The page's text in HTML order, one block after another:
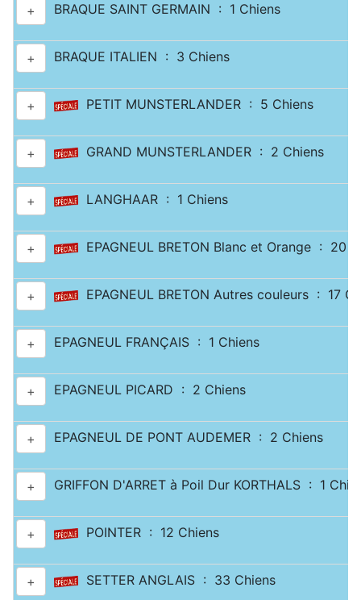
+ BRAQUE SAINT GERMAIN : 1 Chiens
+ BRAQUE ITALIEN : 3 Chiens
+ PETIT MUNSTERLANDER : 5 Chiens
+ GRAND MUNSTERLANDER : 2 Chiens
+ LANGHAAR : 1 Chiens
+ EPAGNEUL BRETON Blanc et Orange : 20
+ EPAGNEUL BRETON Autres couleurs : 17
+ EPAGNEUL FRANÇAIS : 1 Chiens
+ EPAGNEUL PICARD : 2 Chiens
+ EPAGNEUL DE PONT AUDEMER : 2 Chiens
+ GRIFFON D'ARRET à Poil Dur KORTHALS : 1
+ POINTER : 12 Chiens
+ SETTER ANGLAIS : 33 Chiens